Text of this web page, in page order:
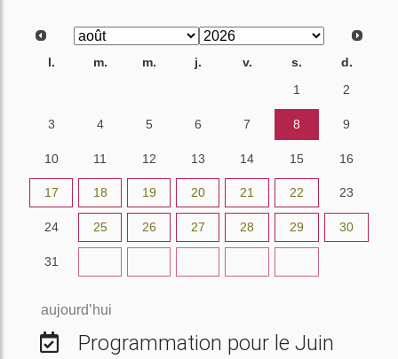
l. m. m. j. v. s.
d.
1 2
3 4 5 6 7 8 9
10 11 12 13 14 15 16
17 18 19 20 21 22 23
24 25 26 27 28 29 30
31
aujourd’hui
Programmation pour le Juin